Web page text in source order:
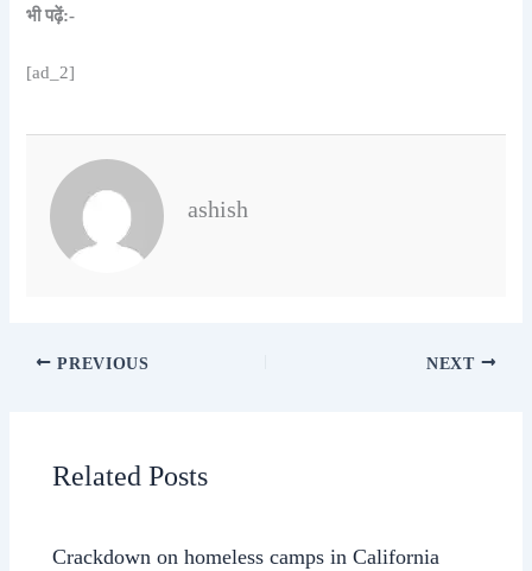
भी पढ़ें:-
[ad_2]
ashish
PREVIOUS NEXT
Related Posts
Crackdown on homeless camps in California